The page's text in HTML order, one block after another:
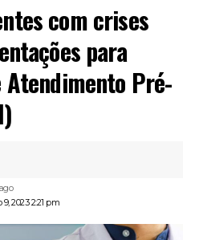
com crises
para
Pré-
2023 2:21 pm